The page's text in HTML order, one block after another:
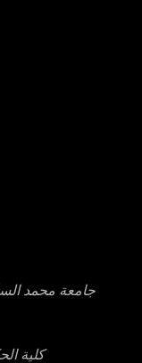
جامعة محمد
كلية